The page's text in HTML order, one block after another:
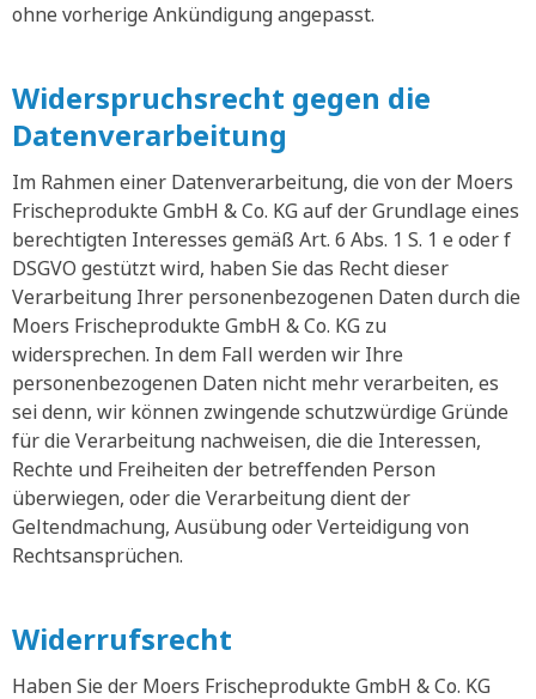
ohne vorherige Ankündigung angepasst.
Widerspruchsrecht gegen die
Datenverarbeitung
Im Rahmen einer Datenverarbeitung, die von der Moers
Frischeprodukte GmbH & Co. KG auf der Grundlage eines
berechtigten Interesses gemäß Art. 6 Abs. 1 S. 1 e oder f
DSGVO gestützt wird, haben Sie das Recht dieser
Verarbeitung Ihrer personenbezogenen Daten durch die
Moers Frischeprodukte GmbH & Co. KG zu
widersprechen. In dem Fall werden wir Ihre
personenbezogenen Daten nicht mehr verarbeiten, es
sei denn, wir können zwingende schutzwürdige Gründe
für die Verarbeitung nachweisen, die die Interessen,
Rechte und Freiheiten der betreffenden Person
überwiegen, oder die Verarbeitung dient der
Geltendmachung, Ausübung oder Verteidigung von
Rechtsansprüchen.
Widerrufsrecht
Haben Sie der Moers Frischeprodukte GmbH & Co. KG